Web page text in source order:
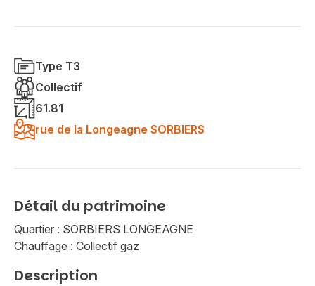
Type T3
Collectif
61.81
rue de la Longeagne SORBIERS
Détail du patrimoine
Quartier : SORBIERS LONGEAGNE
Chauffage : Collectif gaz
Description